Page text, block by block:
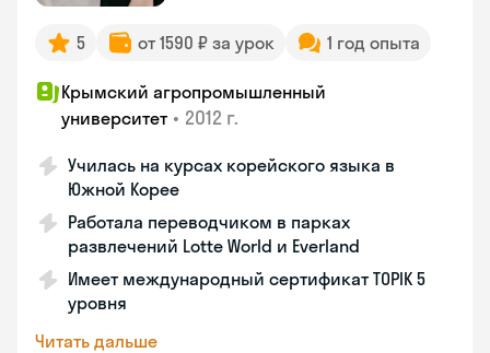
5 от 1590 ₽ за урок 1 год опыта
Крымский агропромышленный
университет • 2012 г.
Училась на курсах корейского языка в
Южной Корее
Работала переводчиком в парках
развлечений Lotte World и Everland
Имеет международный сертификат TOPIK 5
уровня
Читать дальше